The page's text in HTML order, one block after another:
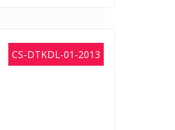
CS-DTKDL-01-2013